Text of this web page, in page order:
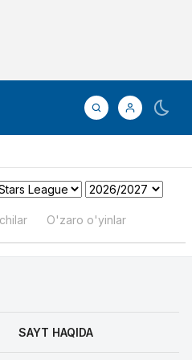
O'zaro o'yinlar
SAYT HAQIDA